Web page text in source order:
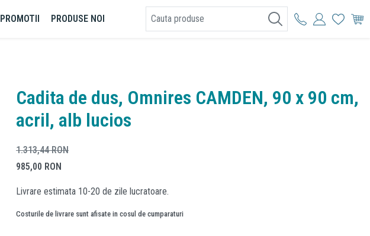
PROMOTII PRODUSE NOI
Cadita de dus, Omnires CAMDEN, 90 x 90 cm,
acril, alb lucios
1.313,44RON
985,00 RON
Livrare estimata 10-20 de zile lucratoare.
Costurile de livrare sunt afisate in cosul de cumparaturi